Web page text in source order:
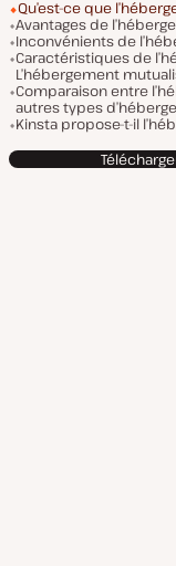
Qu’est-ce que
Avantages de
Inconvénients de
Caractéristiques de
L’hébergement
Comparaison entre
autres types
Kinsta propose-t-il